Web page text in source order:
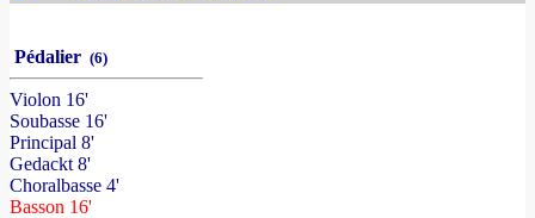
Pédalier (6)
Violon 16'
Soubasse 16'
Principal 8'
Gedackt 8'
Choralbasse 4'
Basson 16'